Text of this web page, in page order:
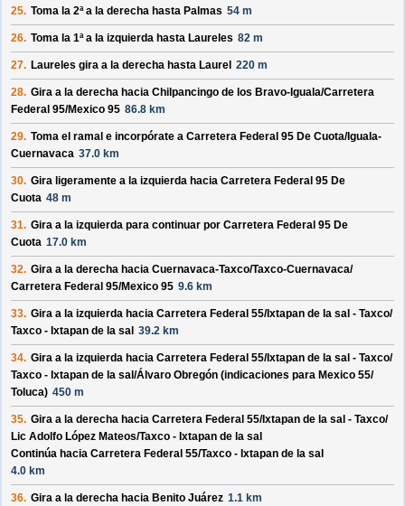
25. Toma la 2ª a la derecha hasta Palmas 54 m
26. Toma la 1ª a la izquierda hasta Laureles 82 m
27. Laureles gira a la derecha hasta Laurel 220 m
28. Gira a la derecha hacia Chilpancingo de los Bravo-Iguala/Carretera
Federal 95/Mexico 95 86.8 km
29. Toma el ramal e incorpórate a Carretera Federal 95 De Cuota/Iguala-
Cuernavaca 37.0 km
30. Gira ligeramente a la izquierda hacia Carretera Federal 95 De
Cuota 48 m
31. Gira a la izquierda para continuar por Carretera Federal 95 De
Cuota 17.0 km
32. Gira a la derecha hacia Cuernavaca-Taxco/Taxco-Cuernavaca/
Carretera Federal 95/Mexico 95 9.6 km
33. Gira a la izquierda hacia Carretera Federal 55/Ixtapan de la sal - Taxco/
Taxco - Ixtapan de la sal 39.2 km
34. Gira a la izquierda hacia Carretera Federal 55/Ixtapan de la sal - Taxco/
Taxco - Ixtapan de la sal/Álvaro Obregón (indicaciones para Mexico 55/
Toluca) 450 m
35. Gira a la derecha hacia Carretera Federal 55/Ixtapan de la sal - Taxco/
Lic Adolfo López Mateos/Taxco - Ixtapan de la sal
Continúa hacia Carretera Federal 55/Taxco - Ixtapan de la sal
4.0 km
36. Gira a la derecha hacia Benito Juárez 1.1 km